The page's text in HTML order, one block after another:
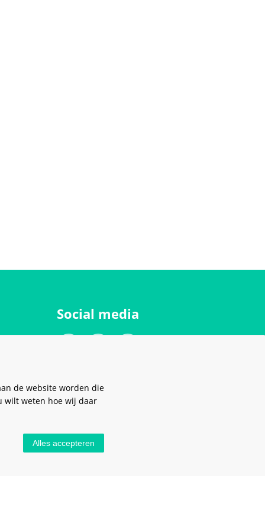
Social media
de website worden die
wilt weten hoe wij daar
Alles accepteren